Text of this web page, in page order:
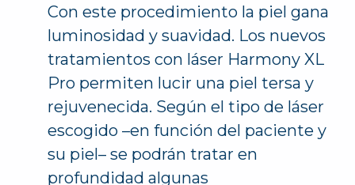
Con este procedimiento la piel gana
luminosidad y suavidad. Los nuevos
tratamientos con láser Harmony XL
Pro permiten lucir una piel tersa y
rejuvenecida. Según el tipo de láser
escogido –en función del paciente y
su piel– se podrán tratar en
profundidad algunas